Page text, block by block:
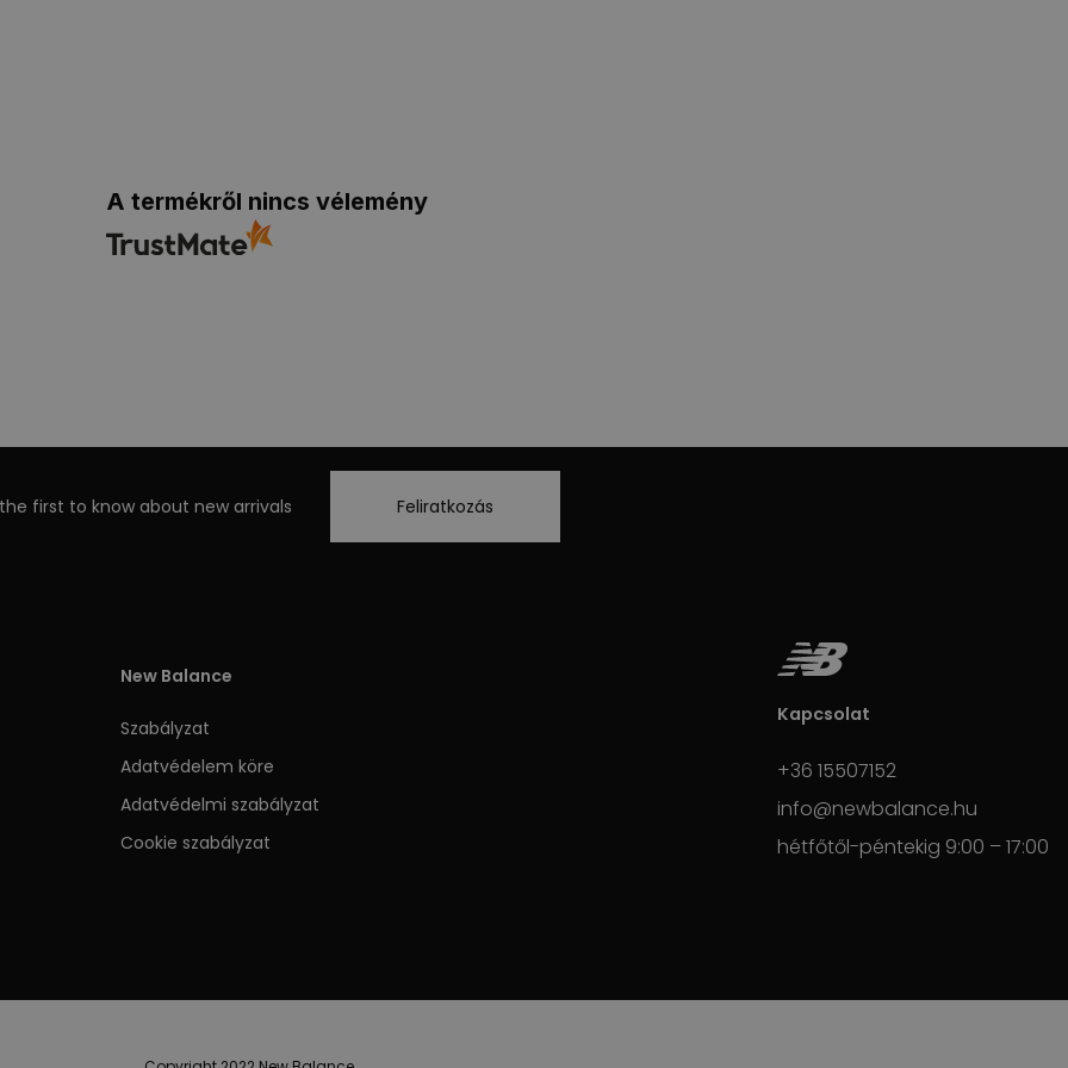
A termékről nincs vélemény
first to know about new arrivals Feliratkozás
New Balance
Szabályzat
Adatvédelem köre
Adatvédelmi szabályzat
Cookie szabályzat
Kapcsolat
+36 15507152
info@newbalance.hu
hétfőtől-péntekig 9:00 – 17:00